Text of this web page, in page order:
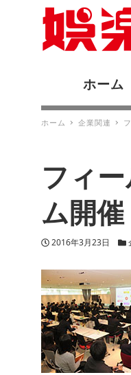
ホーム
ホーム 企業関連
フィ
ム開催
投稿日
2016年3月23日 カ